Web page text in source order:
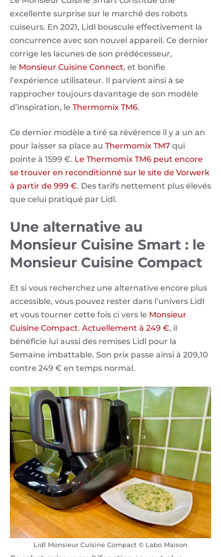
excellente surprise sur le marché des robots
cuiseurs. En 2021, Lidl bouscule effectivement la
concurrence avec son nouvel appareil. Ce dernier
corrige les lacunes de son prédécesseur,
le Monsieur Cuisine Connect, et bonifie
l’expérience utilisateur. Il parvient ainsi à se
rapprocher toujours davantage de son modèle
d’inspiration, le Thermomix TM6.
Ce dernier modèle a tiré sa révérence il y a un an
pour laisser sa place au Thermomix TM7 qui
pointe à 1599 €. Le Thermomix TM6 peut encore
se trouver en reconditionné sur le site de Vorwerk
à partir de 999 €. Des tarifs nettement plus élevés
que celui pratiqué par Lidl.
Une alternative au
Monsieur Cuisine Smart : le
Monsieur Cuisine Compact
Et si vous recherchez une alternative encore plus
accessible, vous pouvez rester dans l’univers Lidl
et vous tourner cette fois ci vers le Monsieur
Cuisine Compact. Actuellement à 249 €, il
bénéficie lui aussi des remises Lidl pour la
Semaine imbattable. Son prix passe ainsi à 209,10
contre 249 € en temps normal.
Lidl Monsieur Cuisine Compact © Labo Maison